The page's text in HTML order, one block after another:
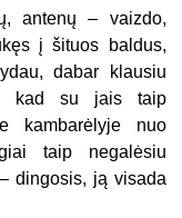
antenų – vaizdo,
į šituos baldus,
dabar klausiu
kad su jais taip
kambarėlyje nuo
taip negalėsiu
dingosis, ją visada